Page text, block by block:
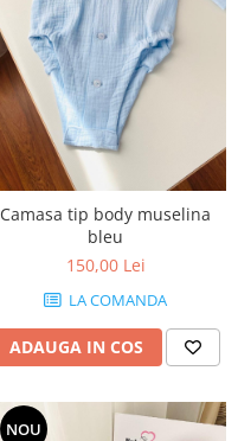
Camasa tip body muselina
bleu
150,00 Lei
LA COMANDA
ADAUGA IN COS
NOU